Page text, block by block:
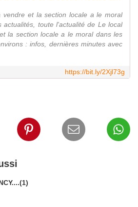
et la section locale a le moral
actualités, toute l'actualité de Le local
la section locale a le moral dans les
: infos, dernières minutes avec
https://bit.ly/2Xjl73g